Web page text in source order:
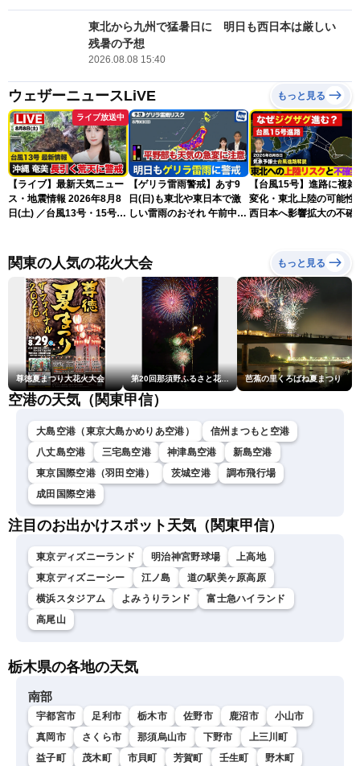
東北から九州で猛暑日に 明日も西日本は厳しい
残暑の予想
2026.08.08 15:40
ウェザーニュースLiVE もっと見る
ライブ放送中
【ライブ】最新天気ニュー
ス・地震情報 2026年8月8
日(土) ／台風13号・15号
ーニュースLiVEムーン・戸
北美月／芳野達郎〉
【ゲリラ雷雨警戒】あす9
日(日)も東北や東日本で激
しい雷雨のおそれ 午前中か
【台風15号】進路に複雑
変化・東北上陸の可能性
西日本へ影響拡大の不確
関東の人気の花火大会 もっと見る
尊徳夏まつり大花火大会 第20回那須野ふるさと花火大会 芭蕉の里くろばね夏まつり
空港の天気（関東甲信）
大島空港（東京大島かめりあ空港）
信州まつもと空港
八丈島空港
三宅島空港 神津島空港
新島空港
東京国際空港（羽田空港）
茨城空港
調布飛行場
成田国際空港
注目のお出かけスポット天気（関東甲信）
東京ディズニーランド 明治神宮野球場
上高地
東京ディズニーシー
江ノ島
道の駅美ヶ原高原
横浜スタジアム
よみうりランド
富士急ハイランド
高尾山
栃木県の各地の天気
南部
宇都宮市 足利市 栃木市 佐野市 鹿沼市
小山市
真岡市
さくら市 那須烏山市 下野市
上三川町
益子町
茂木町 市貝町 芳賀町 壬生町 野木町